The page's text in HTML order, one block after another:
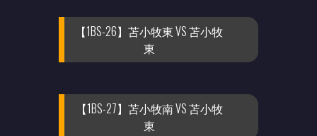
【1BS-26】苫小牧東 VS 苫小牧
東
【1BS-27】苫小牧南 VS 苫小牧
東